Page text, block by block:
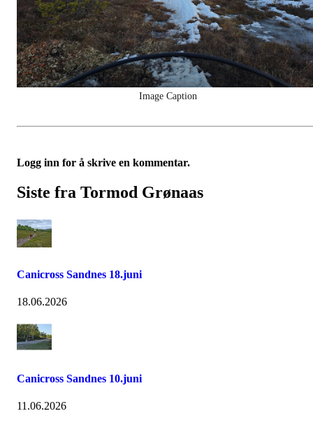
Image Caption
Logg inn for å skrive en kommentar.
Siste fra Tormod Grønaas
Canicross Sandnes 18.juni
18.06.2026
Canicross Sandnes 10.juni
11.06.2026